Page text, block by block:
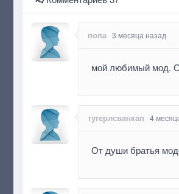
попа 3 месяца назад
мой любимый мод. С
тугерлсванкап 4
От души братья